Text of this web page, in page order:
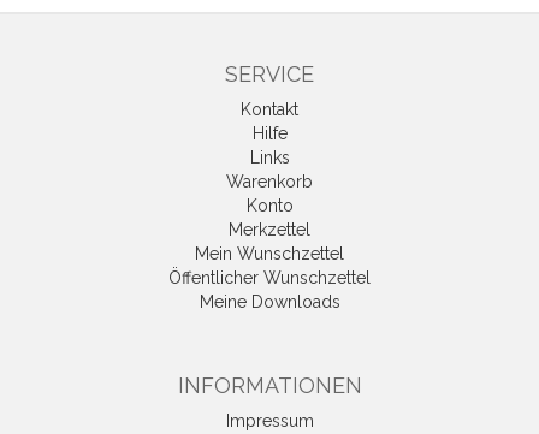
SERVICE
Kontakt
Hilfe
Links
Warenkorb
Konto
Merkzettel
Mein Wunschzettel
Öffentlicher Wunschzettel
Meine Downloads
INFORMATIONEN
Impressum